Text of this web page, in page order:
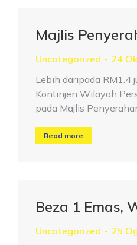
Majlis
Uncategorized
24
Lebih daripada RM1.4
Kontinjen Wilayah
pada Majlis
Read more
Beza 1 Emas,
Uncategorized
25